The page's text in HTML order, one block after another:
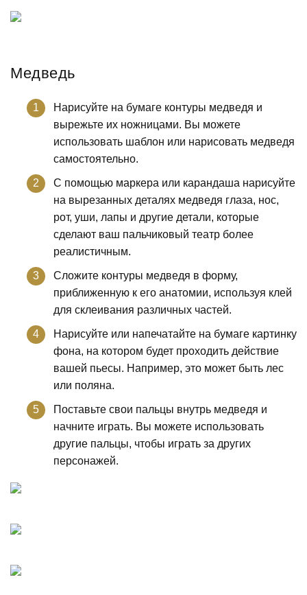
Медведь
Нарисуйте на бумаге контуры медведя и
вырежьте их ножницами. Вы можете
использовать шаблон или нарисовать медведя
самостоятельно.
С помощью маркера или карандаша нарисуйте
на вырезанных деталях медведя глаза, нос,
рот, уши, лапы и другие детали, которые
сделают ваш пальчиковый театр более
реалистичным.
Сложите контуры медведя в форму,
приближенную к его анатомии, используя клей
для склеивания различных частей.
Нарисуйте или напечатайте на бумаге картинку
фона, на котором будет проходить действие
вашей пьесы. Например, это может быть лес
или поляна.
Поставьте свои пальцы внутрь медведя и
начните играть. Вы можете использовать
другие пальцы, чтобы играть за других
персонажей.